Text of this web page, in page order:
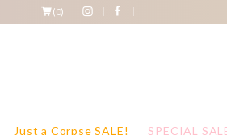
(0)
Just a Corpse SALE! SPECIAL